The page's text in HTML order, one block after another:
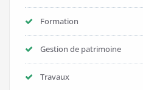
Formation
Gestion de patrimoine
Travaux